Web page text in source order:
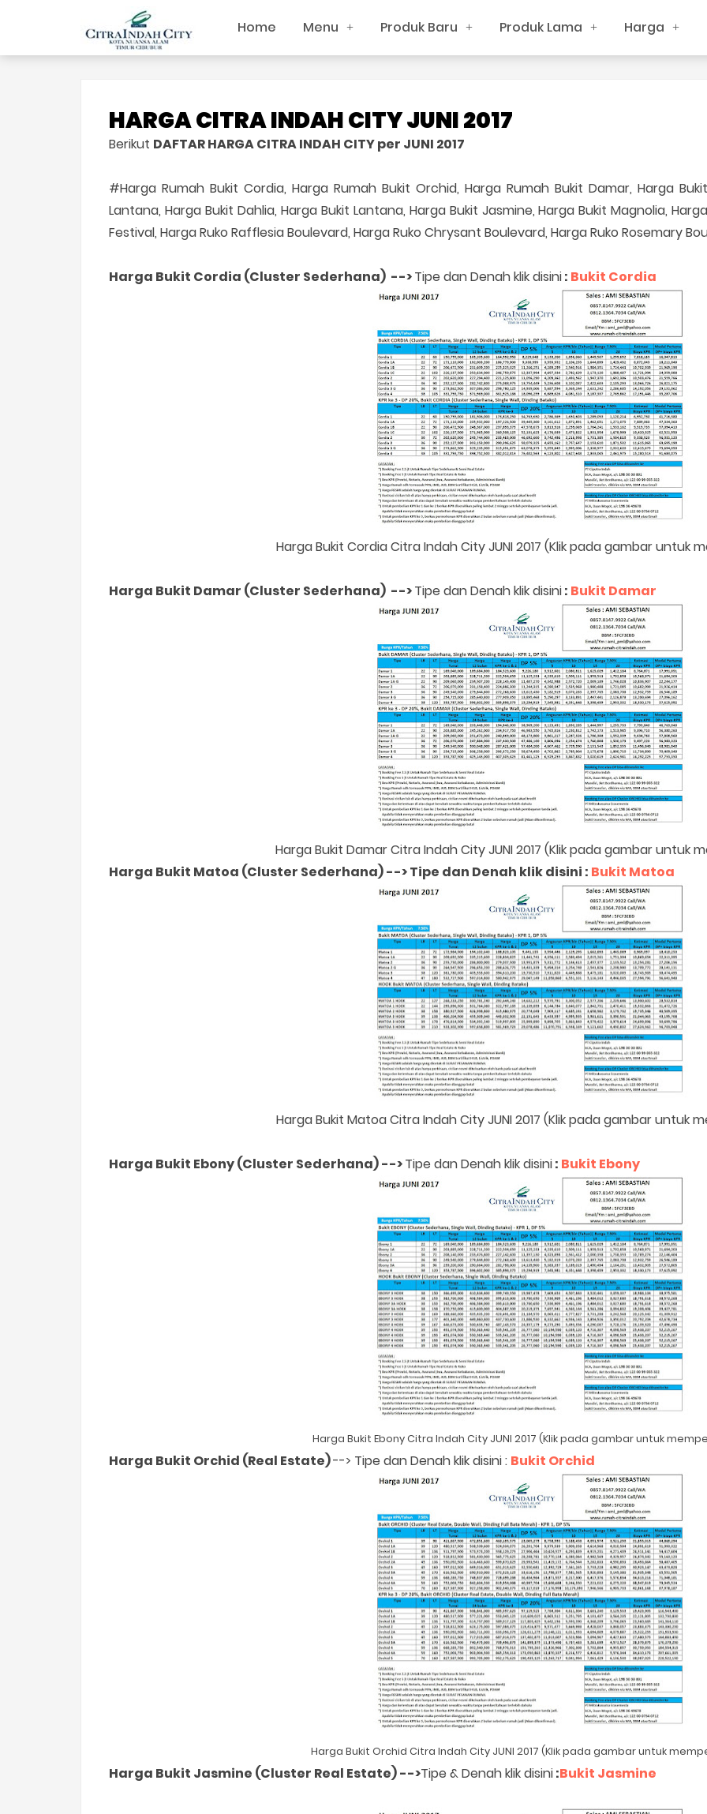
Home Menu Produk Baru Produk Lama Harga
HARGA CITRA INDAH CITY JUNI 2017
Berikut DAFTAR HARGA CITRA INDAH CITY per JUNI 2017
#Harga Rumah Bukit Cordia, Harga Rumah Bukit Orchid, Harga Rumah Bukit Damar, Harga
Lantana, Harga Bukit Dahlia, Harga Bukit Lantana, Harga Bukit Jasmine, Harga Bukit Magnolia,
Festival, Harga Ruko Rafflesia Boulevard, Harga Ruko Chrysant Boulevard, Harga Ruko Rosemary
Harga Bukit Cordia (Cluster Sederhana) -->Tipe dan Denah klik disini: Bukit Cordia
Harga Bukit Cordia Citra Indah City JUNI 2017 (Klik pada gambar untuk
Harga Bukit Damar (Cluster Sederhana) -->Tipe dan Denah klik disini: Bukit Damar
Harga Bukit Damar Citra Indah City JUNI 2017 (Klik pada gambar untuk
Harga Bukit Matoa (Cluster Sederhana)-->Tipe dan Denah klik disini : Bukit Matoa
Harga Bukit Matoa Citra Indah City JUNI 2017 (Klik pada gambar untuk
Harga Bukit Ebony (Cluster Sederhana)-->Tipe dan Denah klik disini: Bukit Ebony
Harga Bukit Ebony Citra Indah City JUNI 2017 (Klik pada gambar untuk
Harga Bukit Orchid (Real Estate)--> Tipe dan Denah klik disini : Bukit Orchid
Harga Bukit Orchid Citra Indah City JUNI 2017 (Klik pada gambar untuk
Harga Bukit Jasmine (Cluster Real Estate)-->Tipe & Denah klik disini:Bukit Jasmine